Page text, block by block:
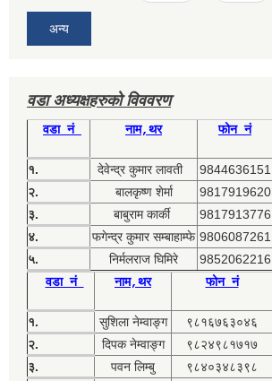
अन्य
वडा अध्यक्षहरुको विववरण
वडा नं नाम,थर फोन नं
१. देवेन्द्र कुमार लावती
9844636151
२.
बालकृष्ण शेर्मा
9817919620
३.
बाबुराम कार्की
9817913776
४.
फगेन्द्र कुमार सम्बाहाम्फे 9806087261
५.
निर्मलराज घिमिरे 9852062216
वडा नं नाम,थर फोन नं
१. सुशिला नेम्वाङ्ग
९८१६७६३०४६
२.
दिपक नेम्वाङ्ग
९८२४९८१७१७
३.
पवन लिम्बु
९८४०३४८३९८